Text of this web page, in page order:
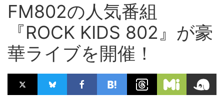
FM802の人気番組
『ROCK KIDS 802』が豪
華ライブを開催！